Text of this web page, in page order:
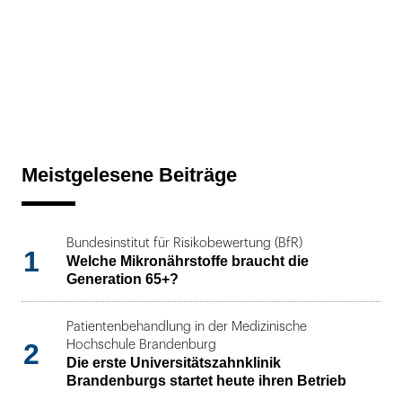
Meistgelesene Beiträge
1
Bundesinstitut für Risikobewertung (BfR)
Welche Mikronährstoffe braucht die
Generation 65+?
2
Patientenbehandlung in der Medizinische
Hochschule Brandenburg
Die erste Universitätszahnklinik
Brandenburgs startet heute ihren Betrieb